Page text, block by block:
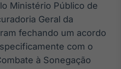
Investimentos
Em breve
Ministério Público de
Geral da
fechando um acordo
com o
à Sonegação